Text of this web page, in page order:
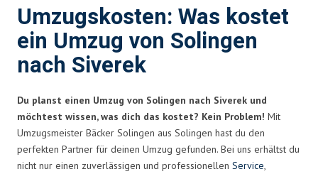
Umzugskosten: Was kostet
ein Umzug von Solingen
nach Siverek
Du planst einen Umzug von Solingen nach Siverek und
möchtest wissen, was dich das kostet? Kein Problem! Mit
Umzugsmeister Bäcker Solingen aus Solingen hast du den
perfekten Partner für deinen Umzug gefunden. Bei uns erhältst du
nicht nur einen zuverlässigen und professionellen Service,